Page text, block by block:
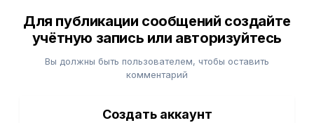
Для публикации сообщений создайте
учётную запись или авторизуйтесь
Вы должны быть пользователем, чтобы оставить
комментарий
Создать аккаунт